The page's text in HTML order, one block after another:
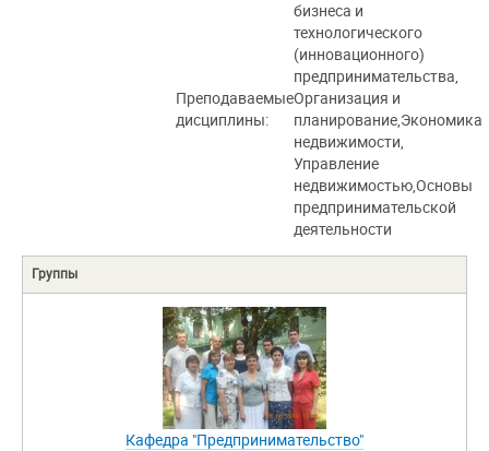
Преподаваемые
дисциплины:
бизнеса и
технологического
(инновационного)
предпринимательства,
Организация и
планирование,Экономика
недвижимости,
Управление
недвижимостью,Основы
предпринимательской
деятельности
Группы
Кафедра "Предпринимательство"